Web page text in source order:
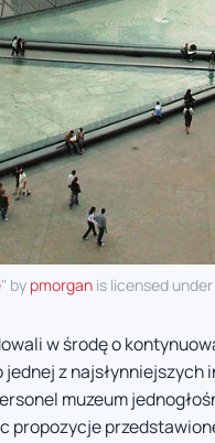
" by pmorganis licensed under
w środę o
z
muzeum
propozycje